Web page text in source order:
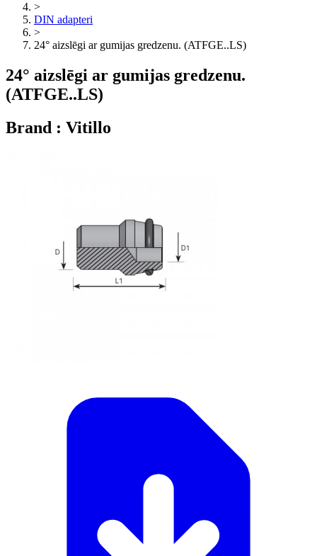
>
DIN adapteri
>
24° aizslēgi ar gumijas gredzenu. (ATFGE..LS)
24° aizslēgi ar gumijas gredzenu.
(ATFGE..LS)
Brand : Vitillo